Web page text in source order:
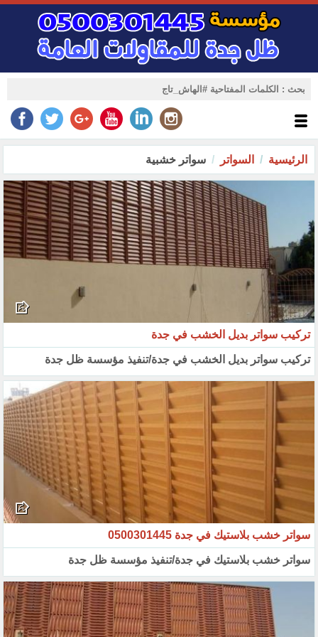
الرئيسية السواتر سواتر خشبية
تركيب سواتر بديل الخشب في جدة
تركيب سواتر بديل الخشب في جدة/تنفيذ مؤسسة ظل جدة
سواتر خشب بلاستيك في جدة 0500301445
سواتر خشب بلاستيك في جدة/تنفيذ مؤسسة ظل جدة